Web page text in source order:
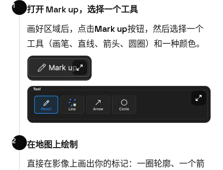
打开 Mark up，选择一个工具
画好区域后，点击Mark up按钮，然后选择一个
工具（画笔、直线、箭头、圆圈）和一种颜色。
在地图上绘制
直接在影像上画出你的标记：一圈轮廓、一个箭